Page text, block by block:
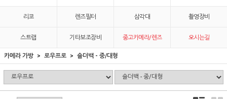
리코 렌즈필터 삼각대 촬영장비
스트랩 기타보조장비 중고카메라/렌즈 오시는길
카메라 가방 로우프로 숄더백 - 중/대형